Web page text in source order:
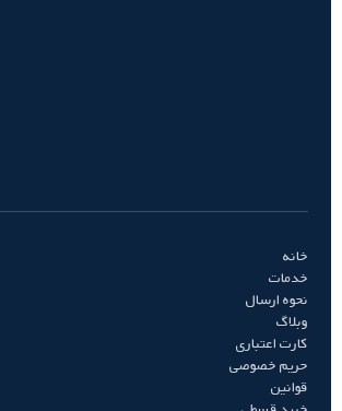
خانه
خدمات
نحوه ارسال
وبلاگ
کارت اعتباری
حریم خصوصی
قوانین